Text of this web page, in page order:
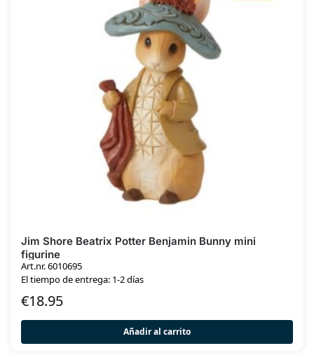
Jim Shore Beatrix Potter Benjamin Bunny mini
figurine
Art.nr. 6010695
El tiempo de entrega: 1-2 días
€18.95
Añadir al carrito